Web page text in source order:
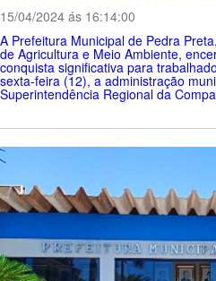
15/04/2024 ás 16:14:00
A Prefeitura Municipal de Pedra
de Agricultura e Meio Ambiente,
conquista significativa para
sexta-feira (12), a administração
Superintendência Regional da